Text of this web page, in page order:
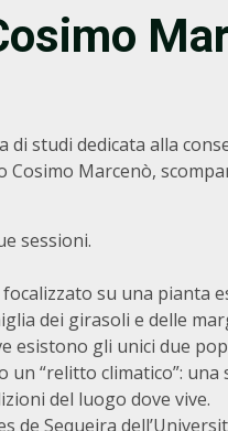
studi dedicata alla
Cosimo Marcenò,
sessioni.
su una pianta
dei girasoli e delle
esistono gli unici due
“relitto climatico”: una
del luogo dove vive.
de Sequeira